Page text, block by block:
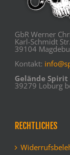
GbR Werner
Karl-Schmidt
39104
Kontakt:
Gelände Spirit
39279 Loburg
RECHTLICHES